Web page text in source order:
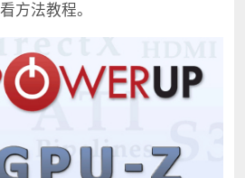
方法教程。